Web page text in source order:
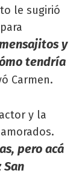
le sugirió
y
tendría
Carmen.
y la
pero acá
San